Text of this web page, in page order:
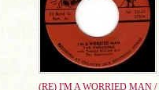
(RE) I'M A WORRIED MAN /